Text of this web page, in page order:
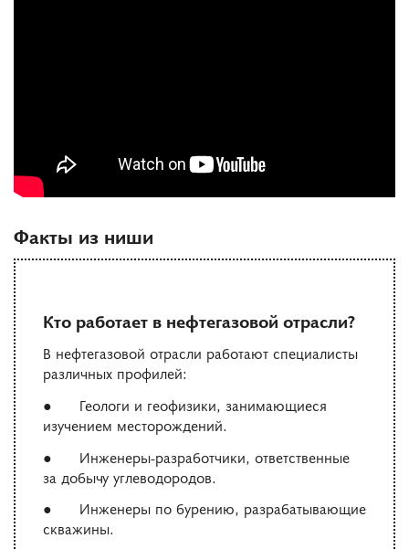
Факты из ниши
Кто работает в нефтегазовой отрасли?
В нефтегазовой отрасли работают специалисты
различных профилей:
● Геологи и геофизики, занимающиеся
изучением месторождений.
● Инженеры-разработчики, ответственные
за добычу углеводородов.
● Инженеры по бурению, разрабатывающие
скважины.